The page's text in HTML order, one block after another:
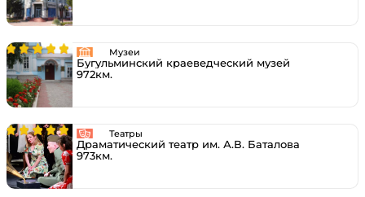
Музеи
Бугульминский краеведческий музей
972км.
Театры
Драматический театр им. А.В. Баталова
973км.